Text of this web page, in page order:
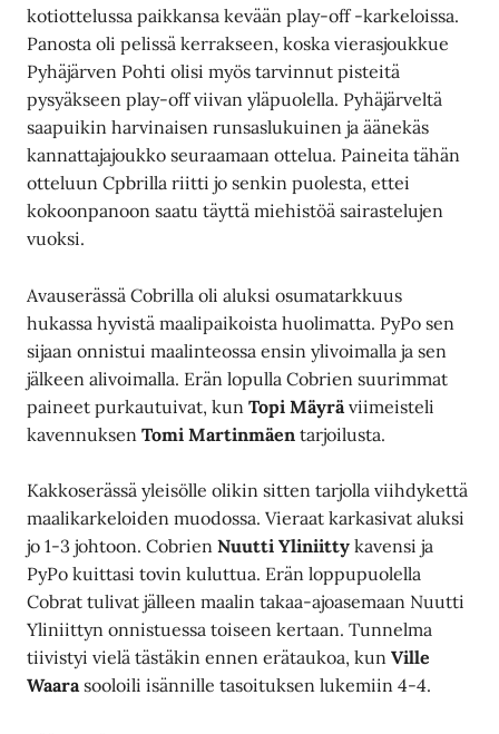
kotiottelussa paikkansa kevään play-off -karkeloissa.
Panosta oli pelissä kerrakseen, koska vierasjoukkue
Pyhäjärven Pohti olisi myös tarvinnut pisteitä
pysyäkseen play-off viivan yläpuolella. Pyhäjärveltä
saapuikin harvinaisen runsaslukuinen ja äänekäs
kannattajajoukko seuraamaan ottelua. Paineita tähän
otteluun Cpbrilla riitti jo senkin puolesta, ettei
kokoonpanoon saatu täyttä miehistöä sairastelujen
vuoksi.
Avauserässä Cobrilla oli aluksi osumatarkkuus
hukassa hyvistä maalipaikoista huolimatta. PyPo sen
sijaan onnistui maalinteossa ensin ylivoimalla ja sen
jälkeen alivoimalla. Erän lopulla Cobrien suurimmat
paineet purkautuivat, kunTopi Mäyrä viimeisteli
kavennuksenTomi Martinmäen tarjoilusta.
Kakkoserässä yleisölle olikin sitten tarjolla viihdykettä
maalikarkeloiden muodossa. Vieraat karkasivat aluksi
jo 1-3 johtoon. CobrienNuutti Yliniitty kavensi ja
PyPo kuittasi tovin kuluttua. Erän loppupuolella
Cobrat tulivat jälleen maalin takaa-ajoasemaan Nuutti
Yliniittyn onnistuessa toiseen kertaan. Tunnelma
tiivistyi vielä tästäkin ennen erätaukoa, kunVille
Waarasooloili isännille tasoituksen lukemiin 4-4.